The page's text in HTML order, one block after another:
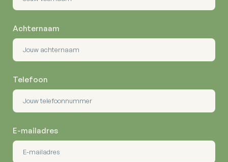
Achternaam
Telefoon
E-mailadres